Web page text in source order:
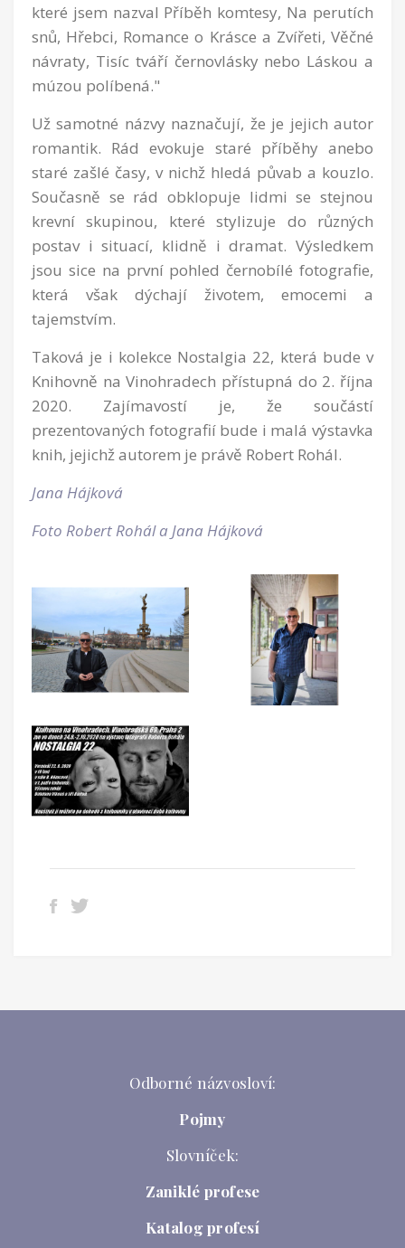
které jsem nazval Příběh komtesy, Na perutích
snů, Hřebci, Romance o Krásce a Zvířeti, Věčné
návraty, Tisíc tváří černovlásky nebo Láskou a
múzou políbená."
Už samotné názvy naznačují, že je jejich autor
romantik. Rád evokuje staré příběhy anebo
staré zašlé časy, v nichž hledá půvab a kouzlo.
Současně se rád obklopuje lidmi se stejnou
krevní skupinou, které stylizuje do různých
postav i situací, klidně i dramat. Výsledkem
jsou sice na první pohled černobílé fotografie,
která však dýchají životem, emocemi a
tajemstvím.
Taková je i kolekce Nostalgia 22, která bude v
Knihovně na Vinohradech přístupná do 2. října
2020. Zajímavostí je, že součástí
prezentovaných fotografií bude i malá výstavka
knih, jejichž autorem je právě Robert Rohál.
Jana Hájková
Foto Robert Rohál a Jana Hájková
Odborné názvosloví:
Pojmy
Slovníček:
Zaniklé profese
Katalog profesí